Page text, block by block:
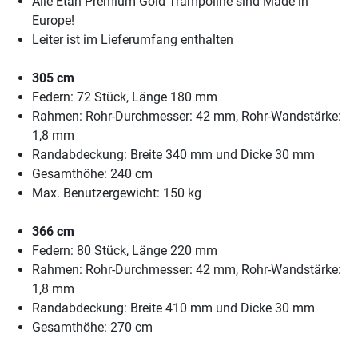
Europe!
Leiter ist im Lieferumfang enthalten
305 cm
Federn: 72 Stück, Länge 180 mm
Rahmen: Rohr-Durchmesser: 42 mm, Rohr-Wandstärke:
1,8 mm
Randabdeckung: Breite 340 mm und Dicke 30 mm
Gesamthöhe: 240 cm
Max. Benutzergewicht: 150 kg
366 cm
Federn: 80 Stück, Länge 220 mm
Rahmen: Rohr-Durchmesser: 42 mm, Rohr-Wandstärke:
1,8 mm
Randabdeckung: Breite 410 mm und Dicke 30 mm
Gesamthöhe: 270 cm